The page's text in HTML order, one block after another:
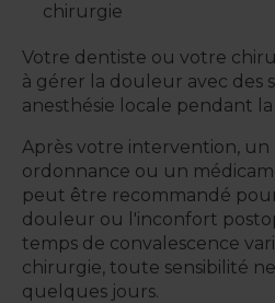
chirurgie
Votre dentiste ou votre
à gérer la douleur avec des
anesthésie locale pendant
Après votre intervention,
ordonnance ou un
peut être recommandé
douleur ou l'inconfort
temps de convalescence
chirurgie, toute sensibilité
quelques jours.